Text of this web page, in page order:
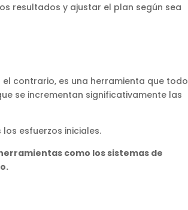
resultados y ajustar el plan según sea
contrario, es una herramienta que todo
se incrementan significativamente las
esfuerzos iniciales.
como los sistemas de